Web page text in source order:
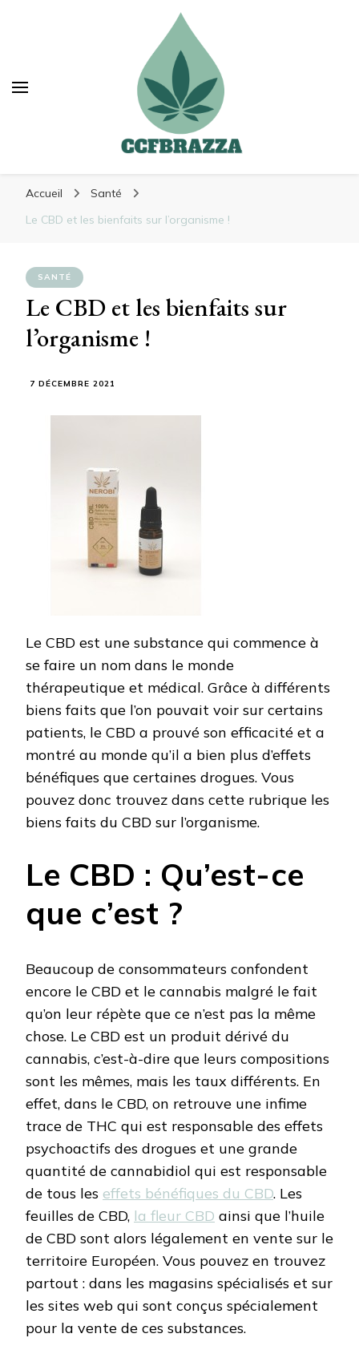
Accueil
Santé
Le CBD et les bienfaits sur l’organisme !
SANTÉ
Le CBD et les bienfaits sur
l’organisme !
7 DÉCEMBRE 2021
Le CBD est une substance qui commence à
se faire un nom dans le monde
thérapeutique et médical. Grâce à différents
biens faits que l’on pouvait voir sur certains
patients, le CBD a prouvé son efficacité et a
montré au monde qu’il a bien plus d’effets
bénéfiques que certaines drogues. Vous
pouvez donc trouvez dans cette rubrique les
biens faits du CBD sur l’organisme.
Le CBD : Qu’est-ce
que c’est ?
Beaucoup de consommateurs confondent
encore le CBD et le cannabis malgré le fait
qu’on leur répète que ce n’est pas la même
chose. Le CBD est un produit dérivé du
cannabis, c’est-à-dire que leurs compositions
sont les mêmes, mais les taux différents. En
effet, dans le CBD, on retrouve une infime
trace de THC qui est responsable des effets
psychoactifs des drogues et une grande
quantité de cannabidiol qui est responsable
de tous les effets bénéfiques du CBD. Les
feuilles de CBD, la fleur CBD ainsi que l’huile
de CBD sont alors légalement en vente sur le
territoire Européen. Vous pouvez en trouvez
partout : dans les magasins spécialisés et sur
les sites web qui sont conçus spécialement
pour la vente de ces substances.